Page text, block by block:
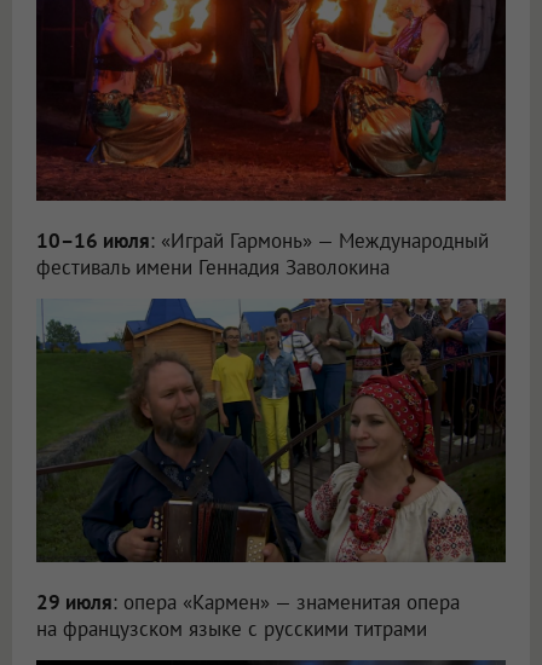
10–16 июля: «Играй Гармонь» — Международный
фестиваль имени Геннадия Заволокина
29 июля: опера «Кармен» — знаменитая опера
на французском языке с русскими титрами